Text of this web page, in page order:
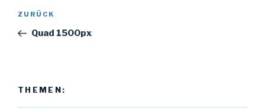
Beitragsnavigation
Vorheriger
Beitrag
ZURÜCK
Quad 1500px
THEMEN: